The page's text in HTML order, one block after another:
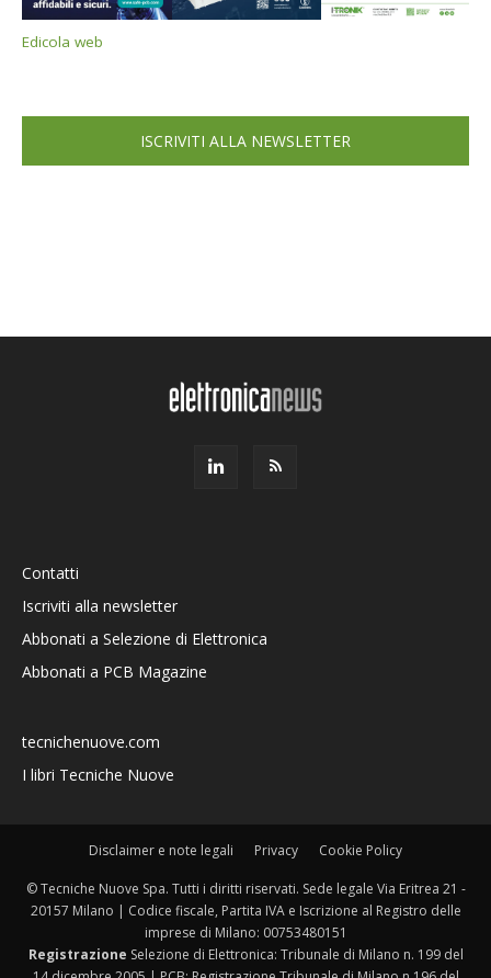
Edicola web
ISCRIVITI ALLA NEWSLETTER
Contatti
Iscriviti alla newsletter
Abbonati a Selezione di Elettronica
Abbonati a PCB Magazine
tecnichenuove.com
I libri Tecniche Nuove
Disclaimer e note legali Privacy Cookie Policy
© Tecniche Nuove Spa. Tutti i diritti riservati. Sede legale Via Eritrea 21 -
20157 Milano | Codice fiscale, Partita IVA e Iscrizione al Registro delle
imprese di Milano: 00753480151
Registrazione Selezione di Elettronica: Tribunale di Milano n. 199 del